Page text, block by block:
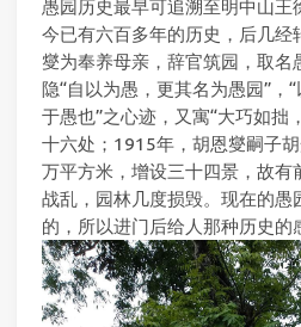
愚园历史最早可追溯至明中山王
今已有六百多年的历史，后几经
燮为奉养母亲，辞官筑园，取名
隐“自以为愚，更其名为愚园”，
于愚也”之心迹，又寓“大巧如拙
十六处；1915年，胡恩燮嗣子
万平方米，增设三十四景，故有
战乱，园林几度损毁。现在的愚
的，所以进门后给人那种历史的